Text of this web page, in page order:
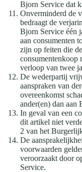
Bjorn Service dat
Onverminderd de
bedraagt de
Bjorn Service één
aan consumenten
zijn op feiten die
consumentenkoop
verloop van twee
De wederpartij
aanspraken van
overeenkomst
ander(en) dan aan
In geval van een
dit artikel niet
2 van het
De
voorwaarden
veroorzaakt door
Service.